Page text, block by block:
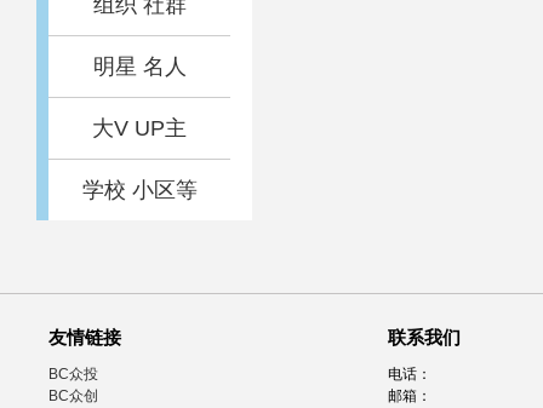
组织 社群
明星 名人
大V UP主
学校 小区等
友情链接
BC众投
BC众创
联系我们
电话：
邮箱：